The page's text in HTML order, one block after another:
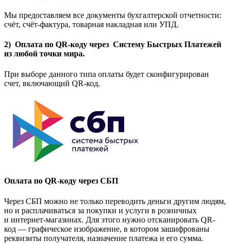
Мы предоставляем все документы бухгалтерской отчетности:
счёт, счёт-фактура, товарная накладная или УПД.
2) Оплата по QR-коду через Систему Быстрых Платежей
из любой точки мира.
При выборе данного типа оплаты будет сконфигурирован
счет, включающий QR-код.
Оплата по QR-коду через СБП
Через СБП можно не только переводить деньги другим людям,
но и расплачиваться за покупки и услуги в розничных
и интернет-магазинах. Для этого нужно отсканировать QR-
код — графическое изображение, в котором зашифрованы
реквизиты получателя, назначение платежа и его сумма.